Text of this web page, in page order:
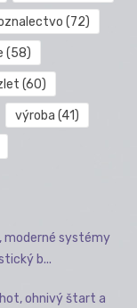
(72)
(58)
(60)
výroba (41)
moderné systémy
b...
ohnivý štart a